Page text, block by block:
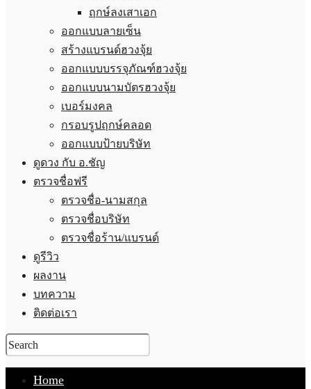
ฤกษ์ลงเสาเอก
ออกแบบลายเซ็น
สร้างแบรนด์ฮวงจุ้ย
ออกแบบบรรจุภัณฑ์ฮวงจุ้ย
ออกแบบนามบัตรฮวงจุ้ย
เบอร์มงคล
กรอบรูปฤกษ์คลอด
ออกแบบป้ายบริษัท
ดูดวง กับ อ.ชัญ
ตรวจชื่อฟรี
ตรวจชื่อ-นามสกุล
ตรวจชื่อบริษัท
ตรวจชื่อร้าน/แบรนด์
ดูรีวิว
ผลงาน
บทความ
ติดต่อเรา
Home